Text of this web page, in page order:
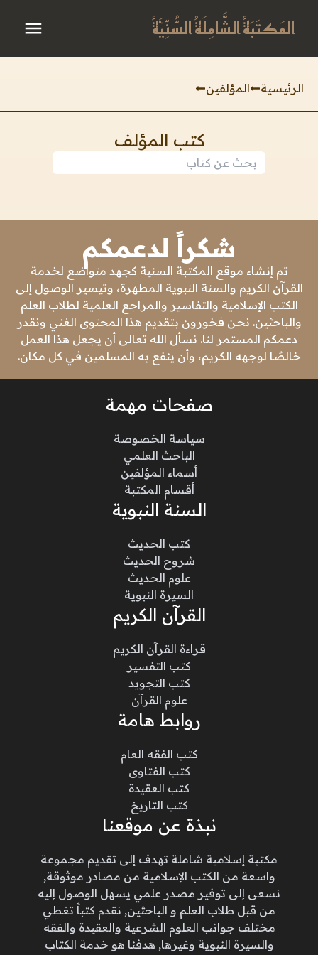
المَكتَبَةُ الشَّامِلَةُ السُّنِّيَّةُ
الرئيسية المؤلفين
كتب المؤلف
شكراً لدعمكم
تم إنشاء موقع المكتبة السنية كجهد متواضع لخدمة
القرآن الكريم والسنة النبوية المطهرة، وتيسير الوصول إلى
الكتب الإسلامية والتفاسير والمراجع العلمية لطلاب العلم
والباحثين. نحن فخورون بتقديم هذا المحتوى الغني ونقدر
دعمكم المستمر لنا. نسأل الله تعالى أن يجعل هذا العمل
خالصًا لوجهه الكريم، وأن ينفع به المسلمين في كل مكان.
صفحات مهمة
سياسة الخصوصة
الباحث العلمي
أسماء المؤلفين
أقسام المكتبة
السنة النبوية
كتب الحديث
شروح الحديث
علوم الحديث
السيرة النبوية
القرآن الكريم
قراءة القرآن الكريم
كتب التفسير
كتب التجويد
علوم القرآن
روابط هامة
كتب الفقه العام
كتب الفتاوى
كتب العقيدة
كتب التاريخ
نبذة عن موقعنا
مكتبة إسلامية شاملة تهدف إلى تقديم مجموعة
واسعة من الكتب الإسلامية من مصادر موثوقة,
نسعى إلى توفير مصدر علمي يسهل الوصول إليه
من قبل طلاب العلم و الباحثين, نقدم كتباً تغطي
مختلف جوانب العلوم الشرعية والعقيدة والفقه
والسيرة النبوية وغيرها, هدفنا هو خدمة الكتاب